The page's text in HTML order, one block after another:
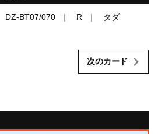
DZ-BT07/070 R タダ
次のカード